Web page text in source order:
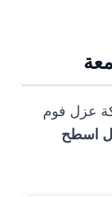
عزل فوم
اسطح